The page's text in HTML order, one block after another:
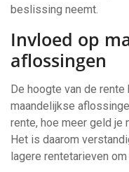
beslissing neemt.
Invloed op
aflossingen
De hoogte van de
maandelijkse
rente, hoe meer geld je
Het is daarom
lagere rentetarieven